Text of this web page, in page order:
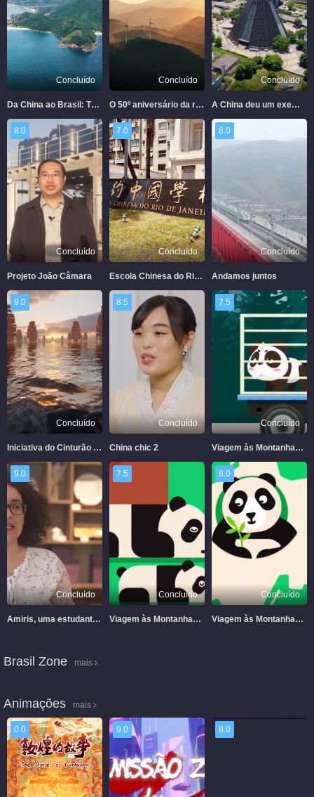
Concluído
Da China ao Brasil: Tão longe, tão perto
Concluído
O 50º aniversário da restauração da China de sua sede legítima na ONU
Concluído
A China deu um exemplo ao mundo
8.0
Concluído
Projeto João Câmara
7.0
Concluído
Escola Chinesa do Rio de Janeiro
8.0
Concluído
Andamos juntos
9.0
Concluído
Iniciativa do Cinturão e Rota
8.5
Concluído
China chic 2
7.5
Concluído
Viagem às Montanhas – Viagem de pandas gigantes às montanhas
9.0
Concluído
Amiris, uma estudante brasileira aprendendo chinês pelas ruas
7.5
Concluído
Viagem às Montanhas 3 - Tao Tao e sua Mãe
8.0
Concluído
Viagem às Montanhas 2 – Surpresas dadas por Lu Xin
Brasil Zone mais
Animações mais
0.0 9.0 8.0